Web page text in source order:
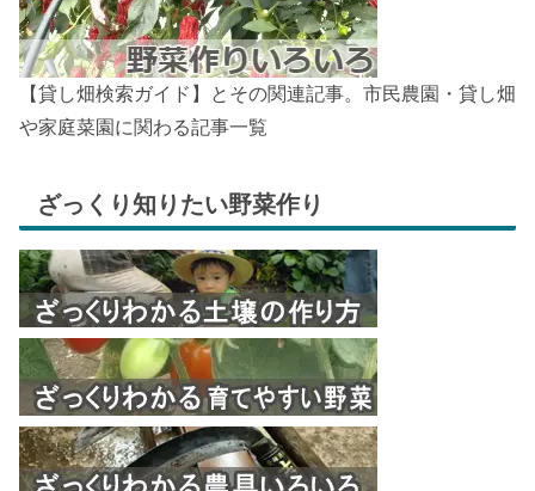
【貸し畑検索ガイド】とその関連記事。市民農園・貸し畑
や家庭菜園に関わる記事一覧
ざっくり知りたい野菜作り